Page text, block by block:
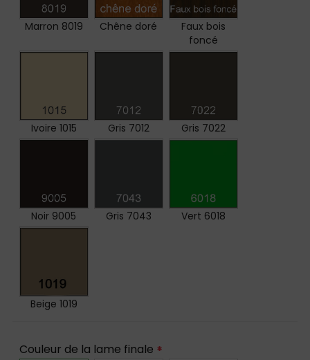
Marron 8019 Chêne doré
Faux bois
foncé
Ivoire 1015 Gris 7012 Gris 7022
Noir 9005 Gris 7043 Vert 6018
Beige 1019
Couleur de la lame finale *